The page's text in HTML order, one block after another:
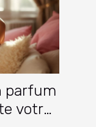
parfum
votre